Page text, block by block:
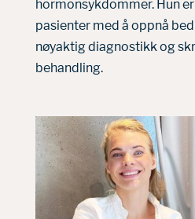
hormonsykdommer. Hun
pasienter med å oppnå
nøyaktig diagnostikk og
behandling.